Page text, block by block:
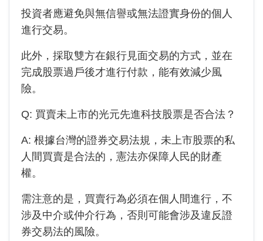
投資者應避免與無信譽或無法證實身份的個人
進行交易。
此外，採取雙方在銀行見面交易的方式，並在
完成股票過戶後才進行付款，能有效減少風
險。
Q: 買賣未上市的光元先進科技股票是否合法？
A: 根據台灣的證券交易法規，未上市股票的私
人間買賣是合法的，憲法亦保障人民的財產
權。
需注意的是，買賣行為必須在個人間進行，不
涉及中介或仲介行為，否則可能會涉及違反證
券交易法的風險。